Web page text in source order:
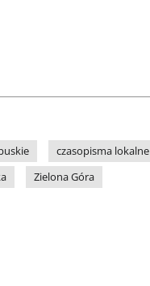
czasopisma lokalne
Zielona Góra